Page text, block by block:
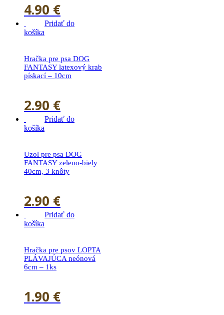
4.90 €
Pridať do
košíka
Hračka pre psa DOG
FANTASY latexový krab
pískací – 10cm
2.90 €
Pridať do
košíka
Uzol pre psa DOG
FANTASY zeleno-biely
40cm, 3 knôty
2.90 €
Pridať do
košíka
Hračka pre psov LOPTA
PLÁVAJÚCA neónová
6cm – 1ks
1.90 €